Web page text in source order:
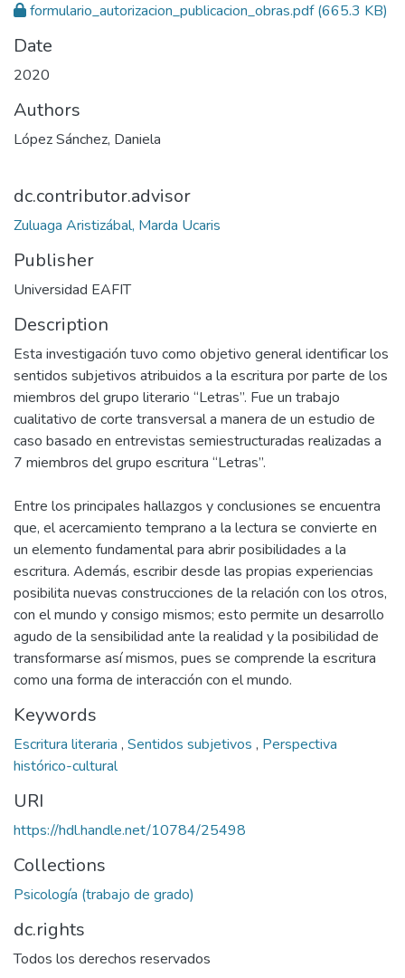
formulario_autorizacion_publicacion_obras.pdf(665.3 KB)
Date
2020
Authors
López Sánchez, Daniela
dc.contributor.advisor
Zuluaga Aristizábal, Marda Ucaris
Publisher
Universidad EAFIT
Description
Esta investigación tuvo como objetivo general identificar los
sentidos subjetivos atribuidos a la escritura por parte de los
miembros del grupo literario “Letras”. Fue un trabajo
cualitativo de corte transversal a manera de un estudio de
caso basado en entrevistas semiestructuradas realizadas a
7 miembros del grupo escritura “Letras”.
Entre los principales hallazgos y conclusiones se encuentra
que, el acercamiento temprano a la lectura se convierte en
un elemento fundamental para abrir posibilidades a la
escritura. Además, escribir desde las propias experiencias
posibilita nuevas construcciones de la relación con los otros,
con el mundo y consigo mismos; esto permite un desarrollo
agudo de la sensibilidad ante la realidad y la posibilidad de
transformarse así mismos, pues se comprende la escritura
como una forma de interacción con el mundo.
Keywords
Escritura literaria , Sentidos subjetivos , Perspectiva
histórico-cultural
URI
https://hdl.handle.net/10784/25498
Collections
Psicología (trabajo de grado)
dc.rights
Todos los derechos reservados